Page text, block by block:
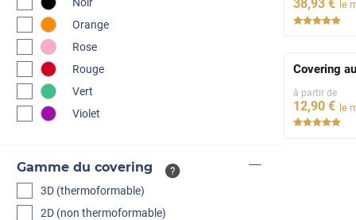
Orange
Rose
Rouge
Vert
Violet
Gamme du covering
3D (thermoformable)
2D (non thermoformable)
38,93 € le
Covering
à partir de
12,90 € le